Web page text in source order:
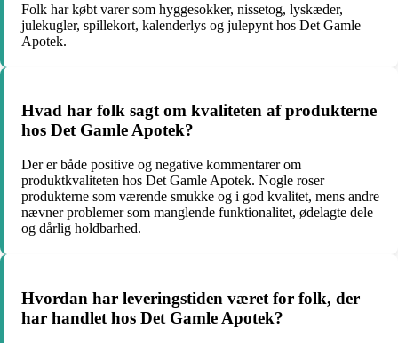
Folk har købt varer som hyggesokker, nissetog, lyskæder,
julekugler, spillekort, kalenderlys og julepynt hos Det Gamle
Apotek.
Hvad har folk sagt om kvaliteten af produkterne
hos Det Gamle Apotek?
Der er både positive og negative kommentarer om
produktkvaliteten hos Det Gamle Apotek. Nogle roser
produkterne som værende smukke og i god kvalitet, mens andre
nævner problemer som manglende funktionalitet, ødelagte dele
og dårlig holdbarhed.
Hvordan har leveringstiden været for folk, der
har handlet hos Det Gamle Apotek?